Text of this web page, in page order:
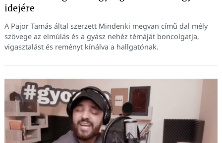
idejére
A Pajor Tamás által szerzett Mindenki megvan című dal mély
szövege az elmúlás és a gyász nehéz témáját boncolgatja,
vigasztalást és reményt kínálva a hallgatónak.